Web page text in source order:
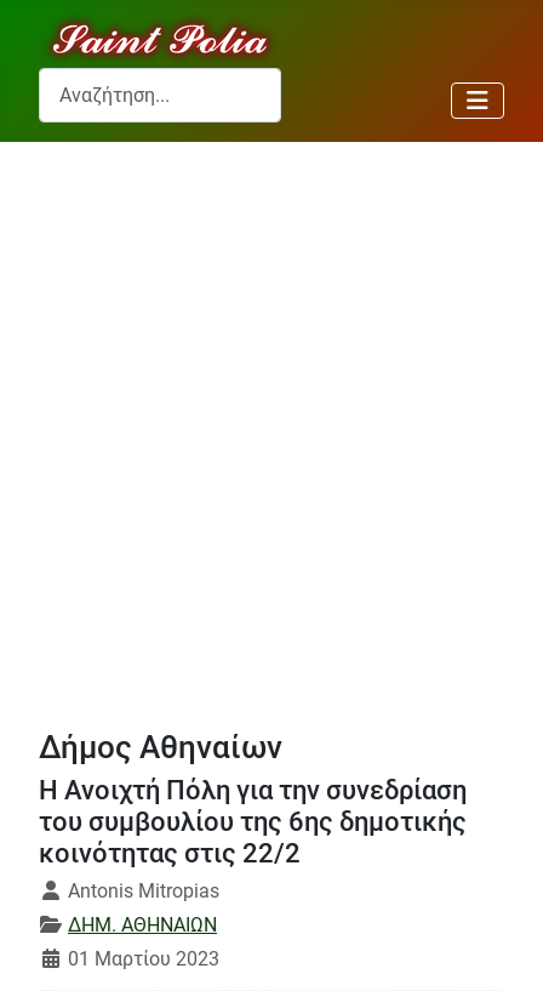
Αναζήτηση...
Δήμος Αθηναίων
Η Ανοιχτή Πόλη για την συνεδρίαση
του συμβουλίου της 6ης δημοτικής
κοινότητας στις 22/2
Λεπτομέρειες
Antonis Mitropias
ΔΗΜ. ΑΘΗΝΑΙΩΝ
01 Μαρτίου 2023